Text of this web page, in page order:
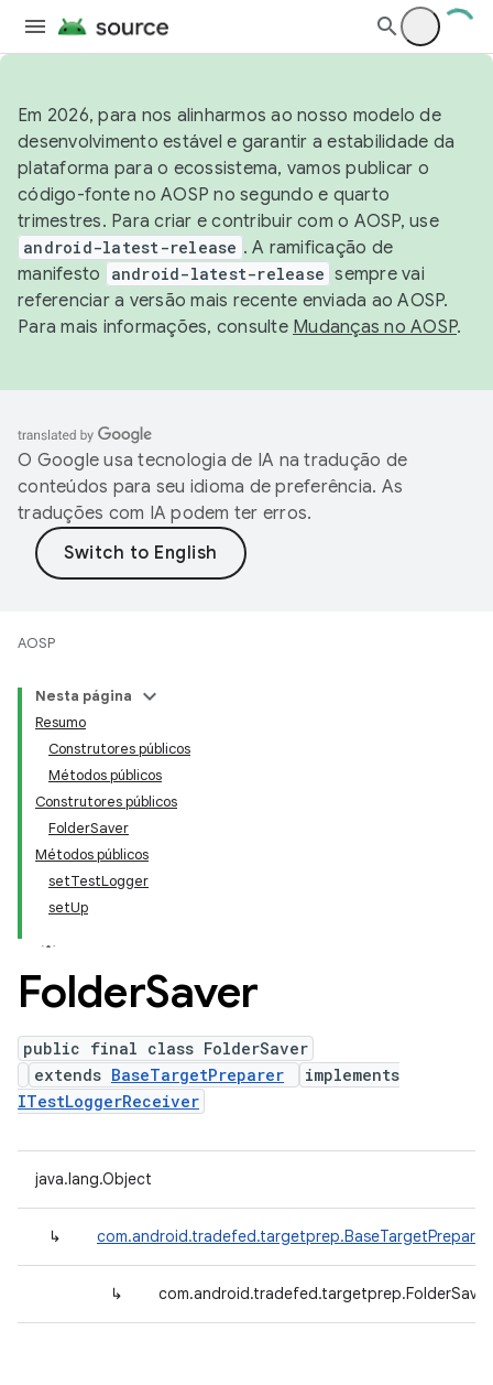
Em 2026, para nos alinharmos ao nosso modelo de
desenvolvimento estável e garantir a estabilidade da
plataforma para o ecossistema, vamos publicar o
código-fonte no AOSP no segundo e quarto
trimestres. Para criar e contribuir com o AOSP, use
android-latest-release . A ramificação de
manifesto
android-latest-release sempre vai
referenciar a versão mais recente enviada ao AOSP.
Para mais informações, consulte Mudanças no AOSP.
O Google usa tecnologia de IA na tradução de
conteúdos para seu idioma de preferência. As
traduções com IA podem ter erros.
AOSP
Nesta página
Resumo
Construtores públicos
Métodos públicos
Construtores públicos
FolderSaver
Métodos públicos
setTestLogger
setUp
FolderSaver
public final class FolderSaver
extends BaseTargetPreparer
implements
ITestLoggerReceiver
java.lang.Object
↳ com.android.tradefed.targetprep.BaseTargetPreparer
↳ com.android.tradefed.targetprep.FolderSaver